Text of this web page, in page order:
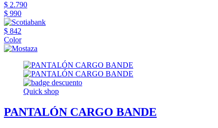
$ 2.790
$ 990
$ 842
Color
Quick shop
PANTALÓN CARGO BANDE